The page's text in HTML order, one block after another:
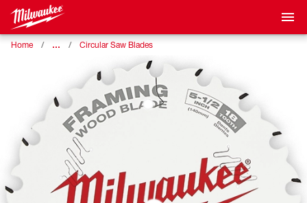
Home … Circular Saw Blades